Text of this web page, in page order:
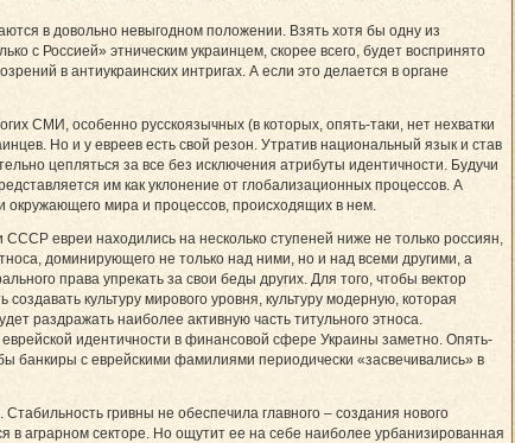
в довольно невыгодном положении. Взять хотя бы одну из
с Рос­сией» этническим ук­раин­цем, скорее всего, будет воспринято
в антиукраинских интригах. А если это делается в органе
СМИ, особенно русскоязычных (в которых, опять-таки, нет нехватки
Но и у евреев есть свой резон. Утратив национальный язык и став
цепляться за все без исключения атрибуты идентичности. Будучи
им как уклонение от глобализационных процессов. А
мира и процессов, происходящих в нем.
евреи находились на несколько ступеней ниже не только россиян,
доминирующего не только над ними, но и над всеми другими, а
права упрекать за свои беды других. Для того, чтобы вектор
культуру мирового уровня, культуру модерную, которая
раздражать наиболее активную часть титульного этноса.
идентичности в финансовой сфере Украины заметно. Опять-
банкиры с еврейскими фамилиями периодически «засвечивались» в
гривны не обеспечила главного – создания нового
аграрном секторе. Но ощутит ее на себе наиболее урбанизированная